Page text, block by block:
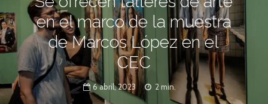
en el marco de la muestra
de Marcos López en el
CEC
6 abril, 2023 2 min.